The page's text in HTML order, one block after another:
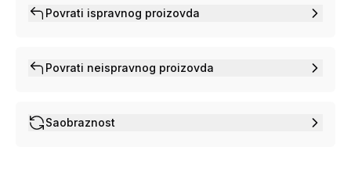
Povrati ispravnog proizovda
Povrati neispravnog proizovda
Saobraznost